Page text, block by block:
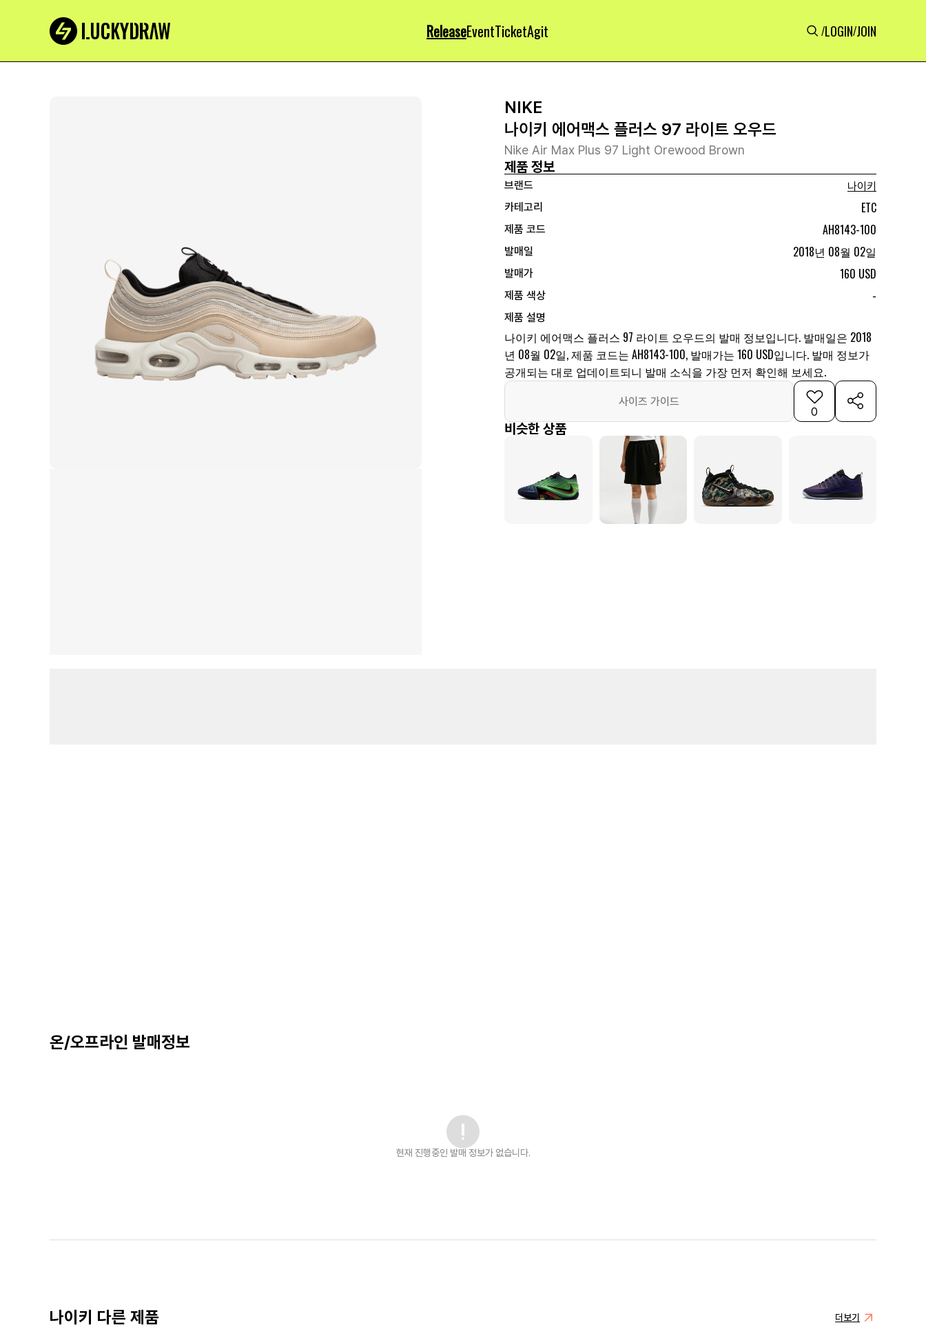
ReleaseEventTicketAgit /LOGIN/JOIN
NIKE
나이키 에어맥스 플러스 97 라이트 오우드
Nike Air Max Plus 97 Light Orewood Brown
제품 정보
브랜드
나이키
카테고리
ETC
제품 코드 AH8143-100
발매일 2018년 08월 02일
발매가 160 USD
제품 색상 -
제품 설명
나이키 에어맥스 플러스 97 라이트 오우드의 발매 정보입니다. 발매일은 2018
년 08월 02일, 제품 코드는 AH8143-100, 발매가는 160 USD입니다. 발매 정보가
공개되는 대로 업데이트되니 발매 소식을 가장 먼저 확인해 보세요.
사이즈 가이드
0
비슷한 상품
온/오프라인 발매정보
현재 진행중인 발매 정보가 없습니다.
나이키 다른 제품 더보기